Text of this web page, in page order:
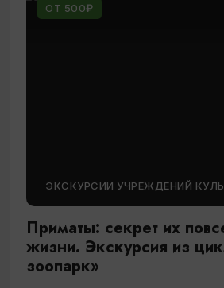
ОТ 500₽
ЭКСКУРСИИ УЧРЕЖДЕНИЙ
Приматы: секрет их
жизни. Экскурсия из
зоопарк»